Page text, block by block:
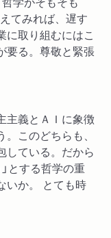
てみれば、遅す
に取り組むにはこ
要る。尊敬と緊張
主義とＡＩに象徴
このどちらも、
している。だから
とする哲学の重
いか。 とても時